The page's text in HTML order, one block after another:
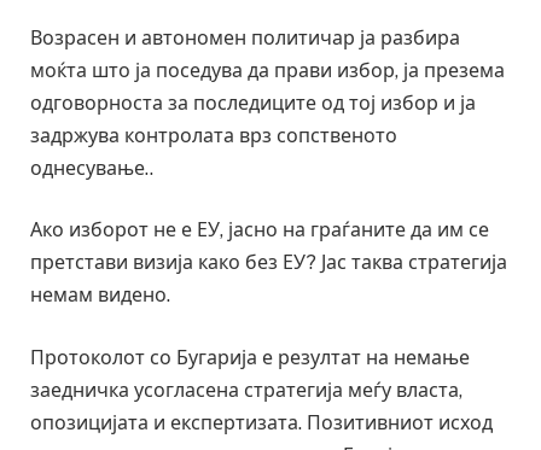
Возрасен и автономен политичар ја разбира
моќта што ја поседува да прави избор, ја презема
одговорноста за последиците од тој избор и ја
задржува контролата врз сопственото
однесување..
Ако изборот не е ЕУ, јасно на граѓаните да им се
претстави визија како без ЕУ? Јас таква стратегија
немам видено.
Протоколот со Бугарија е резултат на немање
заедничка усогласена стратегија меѓу власта,
опозицијата и експертизата. Позитивниот исход